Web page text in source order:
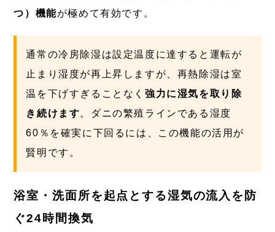
つ）機能が極めて有効です。
通常の冷房除湿は設定温度に達すると運転が
止まり湿度が再上昇しますが、再熱除湿は室
温を下げすぎることなく強力に湿気を取り除
き続けます。ダニの繁殖ラインである湿度
60％を確実に下回るには、この機能の活用が
賢明です。
浴室・洗面所を起点とする湿気の流入を防
ぐ24時間換気